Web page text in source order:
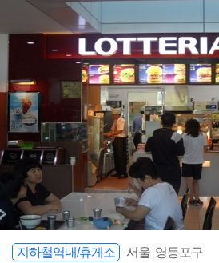
지하철역내/휴게소 서울 영등포구